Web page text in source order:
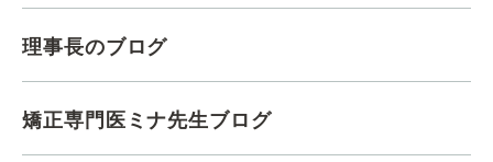
理事長のブログ
矯正専門医ミナ先生ブログ